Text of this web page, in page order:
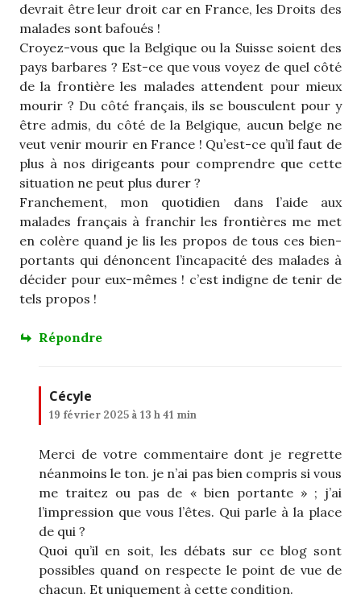
devrait être leur droit car en France, les Droits des
malades sont bafoués !
Croyez-vous que la Belgique ou la Suisse soient des
pays barbares ? Est-ce que vous voyez de quel côté
de la frontière les malades attendent pour mieux
mourir ? Du côté français, ils se bousculent pour y
être admis, du côté de la Belgique, aucun belge ne
veut venir mourir en France ! Qu’est-ce qu’il faut de
plus à nos dirigeants pour comprendre que cette
situation ne peut plus durer ?
Franchement, mon quotidien dans l’aide aux
malades français à franchir les frontières me met
en colère quand je lis les propos de tous ces bien-
portants qui dénoncent l’incapacité des malades à
décider pour eux-mêmes ! c’est indigne de tenir de
tels propos !
Répondre
Cécyle
19 février 2025 à 13 h 41 min
Merci de votre commentaire dont je regrette
néanmoins le ton. je n’ai pas bien compris si vous
me traitez ou pas de « bien portante » ; j’ai
l’impression que vous l’êtes. Qui parle à la place
de qui ?
Quoi qu’il en soit, les débats sur ce blog sont
possibles quand on respecte le point de vue de
chacun. Et uniquement à cette condition.